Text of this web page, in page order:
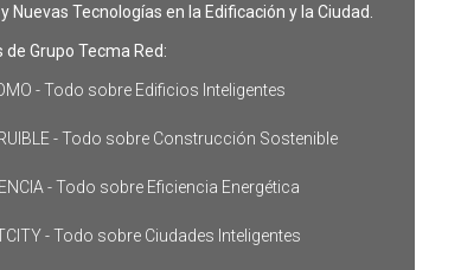
Nuevas Tecnologías en la Edificación y la Ciudad.
de Grupo Tecma Red:
- Todo sobre Edificios Inteligentes
- Todo sobre Construcción Sostenible
- Todo sobre Eficiencia Energética
- Todo sobre Ciudades Inteligentes